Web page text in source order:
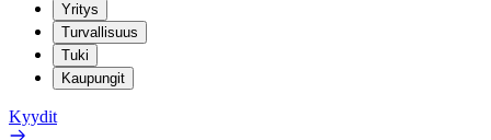
Yritys
Turvallisuus
Tuki
Kaupungit
Kyydit